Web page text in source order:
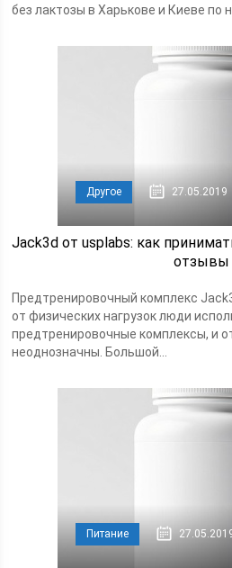
без лактозы в Харькове и Киеве по
Другое 27.05.2019
Jack3d от usplabs: как
отзывы
Предтренировочный комплекс
от физических нагрузок люди
предтренировочные комплексы, и
неоднозначны. Большой...
Питание